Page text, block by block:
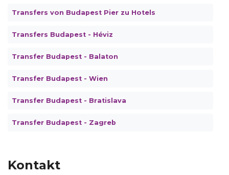
Transfers von Budapest Pier zu Hotels
Transfers Budapest - Héviz
Transfer Budapest - Balaton
Transfer Budapest - Wien
Transfer Budapest - Bratislava
Transfer Budapest - Zagreb
Kontakt